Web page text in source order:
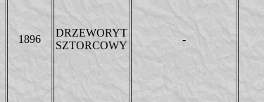
1896
DRZEWORYT
SZTORCOWY
-